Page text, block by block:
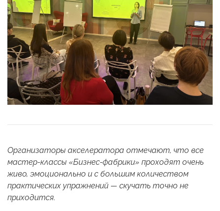
Организаторы акселератора отмечают, что все
мастер-классы «Бизнес-фабрики» проходят очень
живо, эмоционально и с большим количеством
практических упражнений — скучать точно не
приходится.